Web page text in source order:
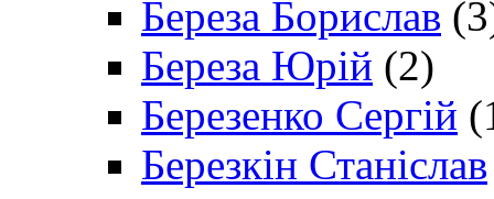
Береза Борислав
Береза Юрій (2)
Березенко Сергій
Березкін Станіслав